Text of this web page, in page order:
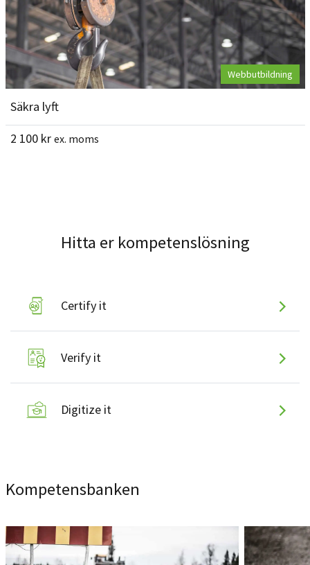
Webbutbildning
Säkra lyft
2 100 kr ex. moms
Hitta er kompetenslösning
Certify it
Verify it
Digitize it
Kompetensbanken